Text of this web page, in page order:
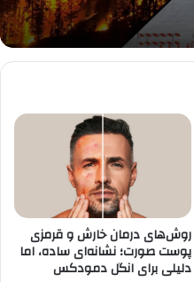
روش‌های درمان خارش و قرمزی
پوست صورت؛ نشانه‌ای ساده، اما
دلیلی برای انگل دمودکس